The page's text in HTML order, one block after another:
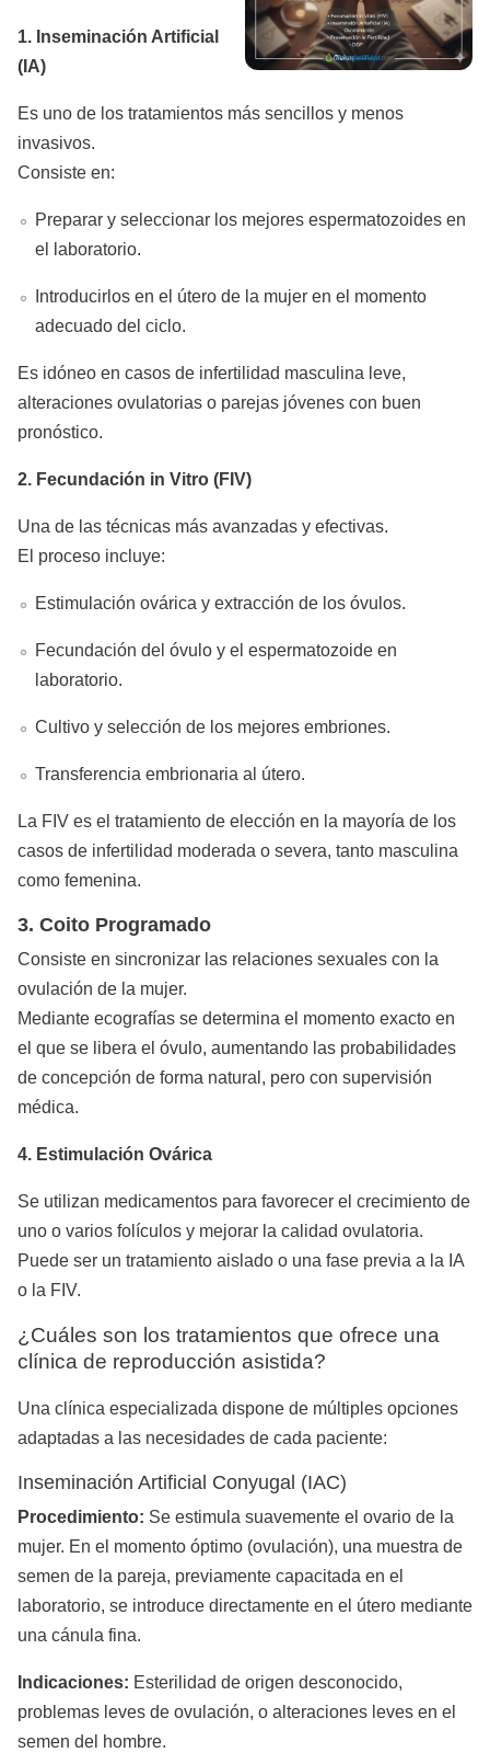
1. Inseminación Artificial
(IA)
Es uno de los tratamientos más sencillos y menos
invasivos.
Consiste en:
Preparar y seleccionar los mejores espermatozoides en
el laboratorio.
Introducirlos en el útero de la mujer en el momento
adecuado del ciclo.
Es idóneo en casos de infertilidad masculina leve,
alteraciones ovulatorias o parejas jóvenes con buen
pronóstico.
2. Fecundación in Vitro (FIV)
Una de las técnicas más avanzadas y efectivas.
El proceso incluye:
Estimulación ovárica y extracción de los óvulos.
Fecundación del óvulo y el espermatozoide en
laboratorio.
Cultivo y selección de los mejores embriones.
Transferencia embrionaria al útero.
La FIV es el tratamiento de elección en la mayoría de los
casos de infertilidad moderada o severa, tanto masculina
como femenina.
3. Coito Programado
Consiste en sincronizar las relaciones sexuales con la
ovulación de la mujer.
Mediante ecografías se determina el momento exacto en
el que se libera el óvulo, aumentando las probabilidades
de concepción de forma natural, pero con supervisión
médica.
4. Estimulación Ovárica
Se utilizan medicamentos para favorecer el crecimiento de
uno o varios folículos y mejorar la calidad ovulatoria.
Puede ser un tratamiento aislado o una fase previa a la IA
o la FIV.
¿Cuáles son los tratamientos que ofrece una
clínica de reproducción asistida?
Una clínica especializada dispone de múltiples opciones
adaptadas a las necesidades de cada paciente:
Inseminación Artificial Conyugal (IAC)
Procedimiento: Se estimula suavemente el ovario de la
mujer. En el momento óptimo (ovulación), una muestra de
semen de la pareja, previamente capacitada en el
laboratorio, se introduce directamente en el útero mediante
una cánula fina.
Indicaciones: Esterilidad de origen desconocido,
problemas leves de ovulación, o alteraciones leves en el
semen del hombre.